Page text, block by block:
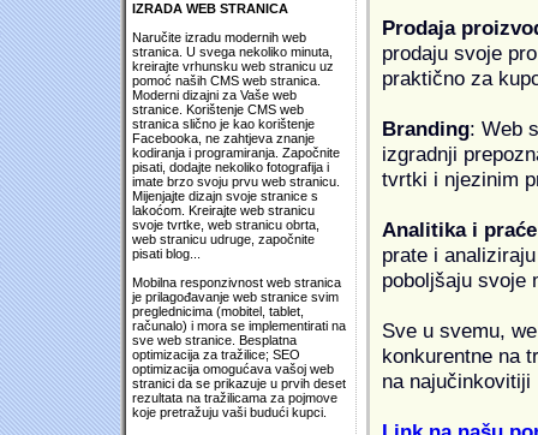
IZRADA WEB STRANICA
Naručite izradu modernih web
stranica. U svega nekoliko minuta,
kreirajte vrhunsku web stranicu uz
pomoć naših CMS web stranica.
Moderni dizajni za Vaše web
stranice. Korištenje CMS web
stranica slično je kao korištenje
Facebooka, ne zahtjeva znanje
kodiranja i programiranja. Započnite
pisati, dodajte nekoliko fotografija i
imate brzo svoju prvu web stranicu.
Mijenjajte dizajn svoje stranice s
lakoćom. Kreirajte web stranicu
svoje tvrtke, web stranicu obrta,
web stranicu udruge, započnite
pisati blog...
Mobilna responzivnost web stranica
je prilagođavanje web stranice svim
preglednicima (mobitel, tablet,
računalo) i mora se implementirati na
sve web stranice. Besplatna
optimizacija za tražilice; SEO
optimizacija omogućava vašoj web
stranici da se prikazuje u prvih deset
rezultata na tražilicama za pojmove
koje pretražuju vaši budući kupci.
Prodaja
prodaju svoje
praktično za
Branding: Web
izgradnji
tvrtki i njezinim
Analitika i
prate i
poboljšaju svoje
Sve u svemu,
konkurentne na
na najučinkovitiji